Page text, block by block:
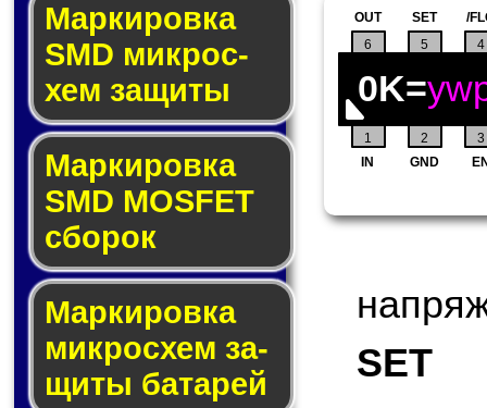
Мар­ки­ров­ка
SMD мик­рос­
хем защиты
Мар­ки­ров­ка
SMD MOSFET
сбо­рок
Мар­ки­ров­ка
мик­ро­схем за­
щи­ты ба­та­рей
1 2 3
4
IN GND
/
SET
5
6
OUT
0K=
SET